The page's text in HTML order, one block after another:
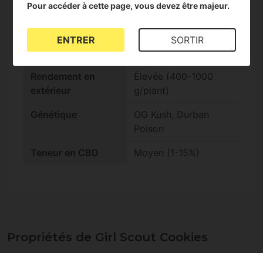
Production en
intérieur
Élevée (500-600
g/m2)
Rendement en
extérieur
Élevée (400-1000
g/plant)
Génétique
OG Kush, Durban
Poison
Teneur en CBD Moyen (1-15%)
Propriétés de Girl Scout Cookies
Pour accéder à cette page, vous devez être majeur.
ENTRER SORTIR